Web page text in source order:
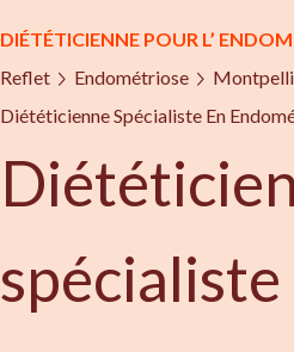
DIÉTÉTICIENNE POUR L’
Reflet
Endométriose
Diététicienne Spécialiste En
spécialiste